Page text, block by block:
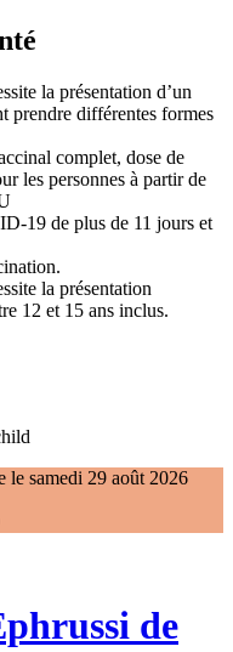
la présentation d’un
prendre différentes formes
complet, dose de
les personnes à partir de
19 de plus de 11 jours et
la présentation
12 et 15 ans inclus.
le samedi 29 août 2026